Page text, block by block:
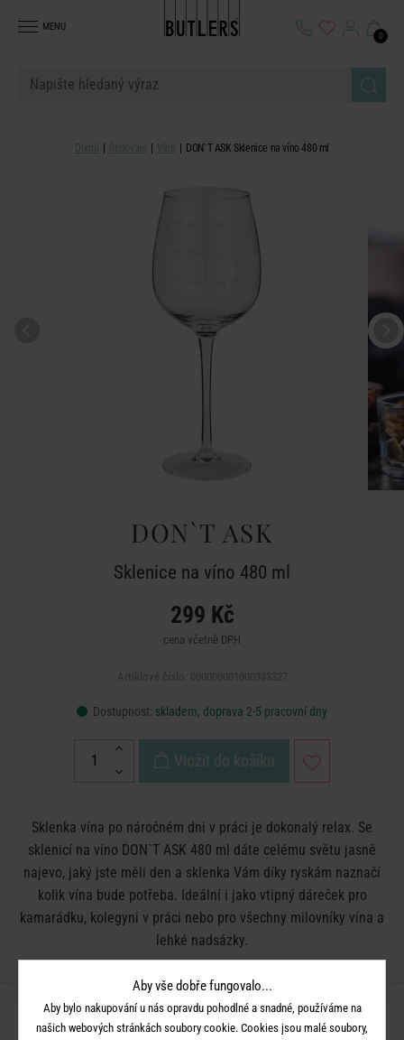
MENU
0
Domů Stolování Víno DON`T ASK Sklenice na víno 480 ml
DON`T ASK
Sklenice na víno 480 ml
299 Kč
cena včetně DPH
Dostupnost: skladem, doprava 2-5 pracovní dny
Vložit do košíku
Sklenka vína po náročném dni v práci je dokonalý relax. Se
sklenicí na víno DON`T ASK 480 ml dáte celému světu jasně
najevo, jaký jste měli den a sklenka Vám díky ryskám naznačí
kolik vína bude potřeba. Ideální i jako vtipný dáreček pro
kamarádku, kolegyni v práci nebo pro všechny milovníky vína a
lehké nadsázky.
DETAILY PRODUKTU
vhodné do myčky nádobí
Aby vše dobře fungovalo...
Aby bylo nakupování u nás opravdu pohodlné a snadné, používáme na
našich webových stránkách soubory cookie. Cookies jsou malé soubory,